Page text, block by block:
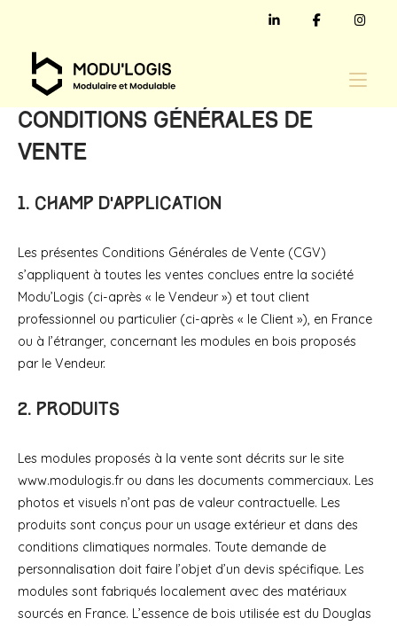
content
Home
Conditions Générales de
Vente
1. Champ d’application
Les présentes Conditions Générales de Vente (CGV)
s’appliquent à toutes les ventes conclues entre la société
Modu’Logis (ci-après « le Vendeur ») et tout client
professionnel ou particulier (ci-après « le Client »), en France
ou à l’étranger, concernant les modules en bois proposés
par le Vendeur.
2. Produits
Les modules proposés à la vente sont décrits sur le site
www.modulogis.fr ou dans les documents commerciaux. Les
photos et visuels n’ont pas de valeur contractuelle. Les
produits sont conçus pour un usage extérieur et dans des
conditions climatiques normales. Toute demande de
personnalisation doit faire l’objet d’un devis spécifique. Les
modules sont fabriqués localement avec des matériaux
sourcés en France. L’essence de bois utilisée est du Douglas